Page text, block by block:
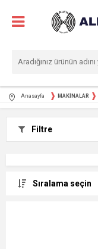
Anasayfa MAKİNALAR
Filtre
Sıralama seçin